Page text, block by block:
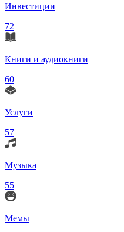
Инвестиции
72
Книги и аудиокниги
60
Услуги
57
Музыка
55
Мемы